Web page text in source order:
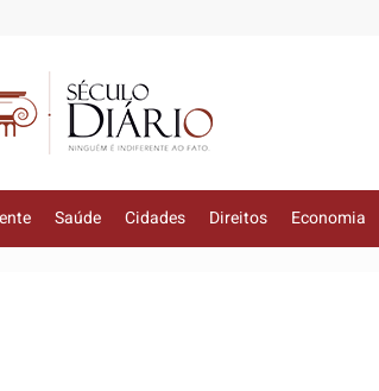
Saúde Cidades Direitos Economia